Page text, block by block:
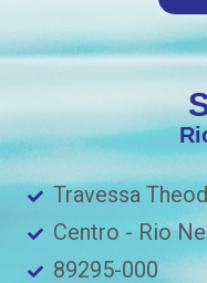
Travessa
Centro - Rio
89295-000